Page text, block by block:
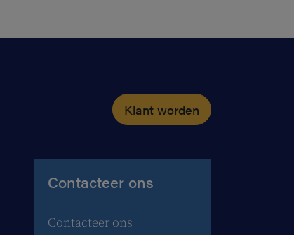
Klant worden
Contacteer ons
Contacteer ons